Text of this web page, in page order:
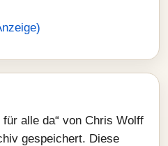
alle da“ von Chris Wolff
gespeichert. Diese